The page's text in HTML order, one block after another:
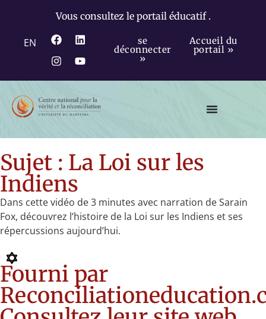
Vous consultez le portail éducatif .
EN se
déconnecter
»
Accueil du
portail »
Sujet : La Loi sur les
Indiens
Dans cette vidéo de 3 minutes avec narration de Sarain
Fox, découvrez l’histoire de la Loi sur les Indiens et ses
répercussions aujourd’hui.
Fourni par